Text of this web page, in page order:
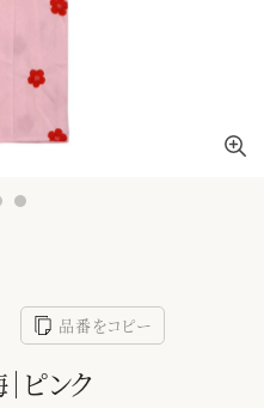
品番をコピー
ピンク